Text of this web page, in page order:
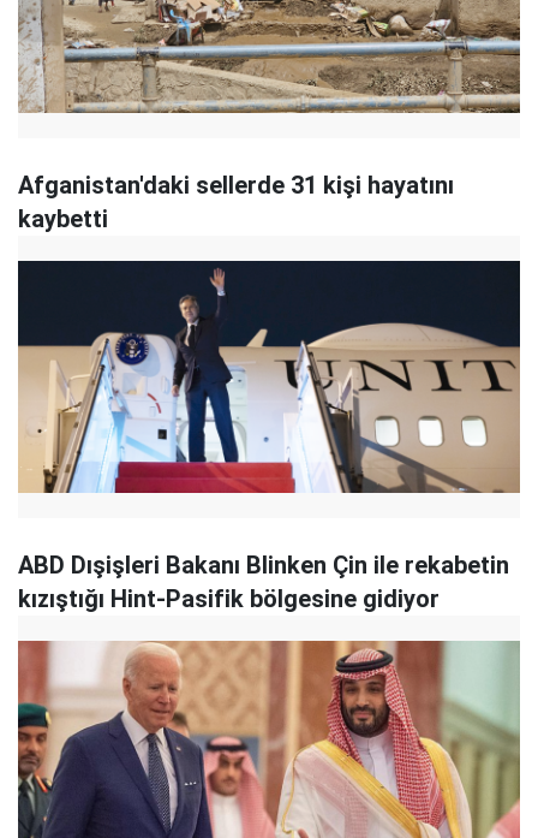
Afganistan'daki sellerde 31 kişi hayatını
kaybetti
ABD Dışişleri Bakanı Blinken Çin ile rekabetin
kızıştığı Hint-Pasifik bölgesine gidiyor